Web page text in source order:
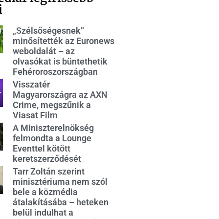
„Szélsőségesnek”
minősítették az Euronews
weboldalát – az
olvasókat is büntethetik
Fehéroroszországban
Visszatér
Magyarországra az AXN
Crime, megszűnik a
Viasat Film
A Miniszterelnökség
felmondta a Lounge
Eventtel kötött
keretszerződését
Tarr Zoltán szerint
minisztériuma nem szól
bele a közmédia
átalakításába – heteken
belül indulhat a